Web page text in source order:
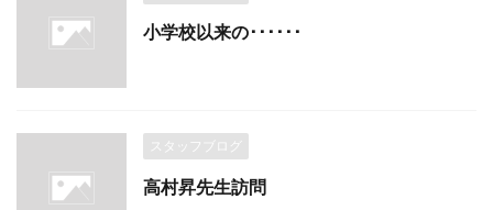
小学校以来の･･････
スタッフブログ
高村昇先生訪問